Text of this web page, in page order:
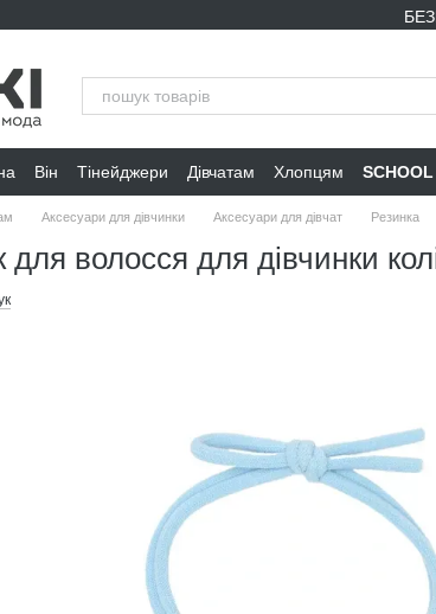
Він Тінейджери Дівчатам Хлопцям SCHOOL
Аксесуари для дівчинки Аксесуари для дівчат Резинка
для волосся для дівчинки